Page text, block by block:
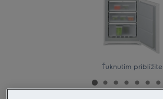
Ťuknutím priblížite